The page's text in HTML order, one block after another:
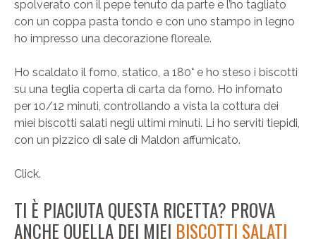
spolverato con il pepe tenuto da parte e l’ho tagliato
con un coppa pasta tondo e con uno stampo in legno
ho impresso una decorazione floreale.
Ho scaldato il forno, statico, a 180° e ho steso i biscotti
su una teglia coperta di carta da forno. Ho infornato
per 10/12 minuti, controllando a vista la cottura dei
miei biscotti salati negli ultimi minuti. Li ho serviti tiepidi,
con un pizzico di sale di Maldon affumicato.
Click.
TI È PIACIUTA QUESTA RICETTA? PROVA
ANCHE QUELLA DEI MIEI BISCOTTI SALATI